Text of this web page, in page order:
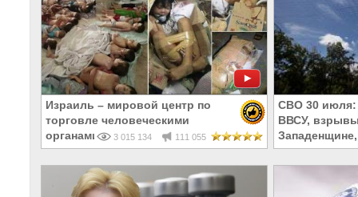
Израиль – мировой центр по
торговле человеческими
органами
3 015 134 111 055
СВО 30 июля:
ВВСУ,